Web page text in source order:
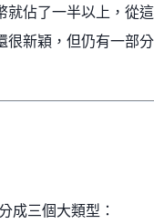
就佔了一半以上，從
新穎，但仍有一部
成三個大類型：